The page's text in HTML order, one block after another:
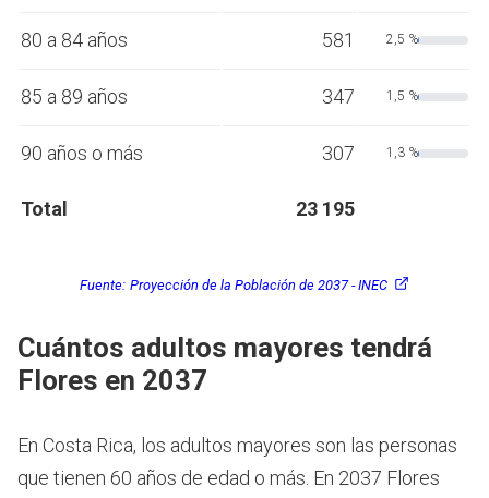
80 a 84 años 581 2,5 %
85 a 89 años 347 1,5 %
90 años o más 307 1,3 %
Total 23 195
Fuente: Proyección de la Población de 2037 - INEC
Cuántos adultos mayores tendrá
Flores en 2037
En Costa Rica, los adultos mayores son las personas
que tienen 60 años de edad o más. En 2037 Flores